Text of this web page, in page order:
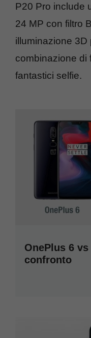
P20 Pro include
24 MP con filtro
illuminazione 3D
combinazione di
fantastici selfie.
OnePlus 6 vs
confronto